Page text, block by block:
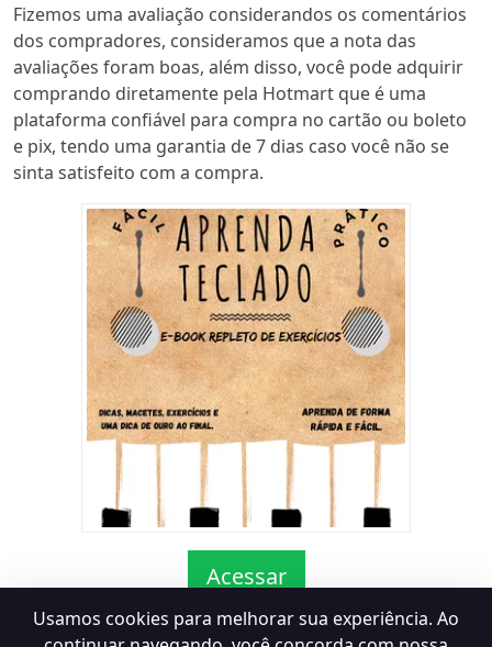
Fizemos uma avaliação considerandos os comentários
dos compradores, consideramos que a nota das
avaliações foram boas, além disso, você pode adquirir
comprando diretamente pela Hotmart que é uma
plataforma confiável para compra no cartão ou boleto
e pix, tendo uma garantia de 7 dias caso você não se
sinta satisfeito com a compra.
Usamos cookies para melhorar sua experiência. Ao
Acessar